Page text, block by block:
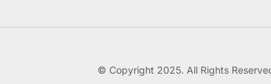
© Copyright 2025. All Rights